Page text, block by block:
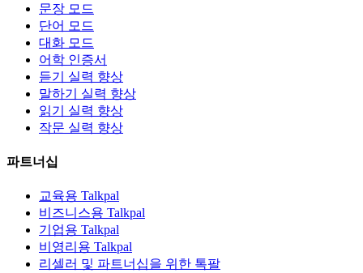
문장 모드
단어 모드
대화 모드
어학 인증서
듣기 실력 향상
말하기 실력 향상
읽기 실력 향상
작문 실력 향상
파트너십
교육용 Talkpal
비즈니스용 Talkpal
기업용 Talkpal
비영리용 Talkpal
리셀러 및 파트너십을 위한 톡팔